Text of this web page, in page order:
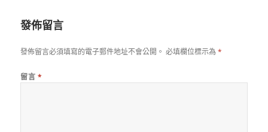
發佈留言
發佈留言必須填寫的電子郵件地址不會公開。 必填欄位標示為*
留言 *